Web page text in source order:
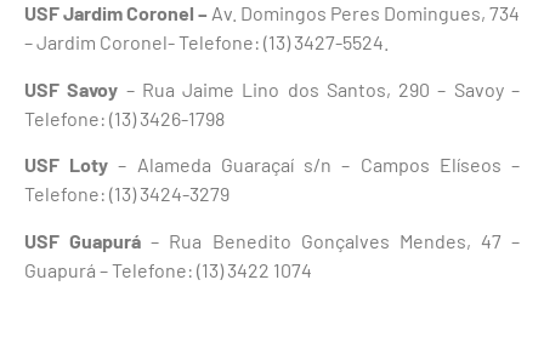
USF Jardim Coronel – Av. Domingos Peres Domingues, 734
– Jardim Coronel- Telefone: (13) 3427-5524.
USF Savoy – Rua Jaime Lino dos Santos, 290 – Savoy –
Telefone: (13) 3426-1798
USF Loty – Alameda Guaraçaí s/n – Campos Elíseos –
Telefone: (13) 3424-3279
USF Guapurá – Rua Benedito Gonçalves Mendes, 47 –
Guapurá – Telefone: (13) 3422 1074